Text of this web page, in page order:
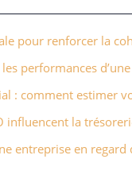
pour renforcer la
performances
: comment estimer
influencent la
entreprise en regard